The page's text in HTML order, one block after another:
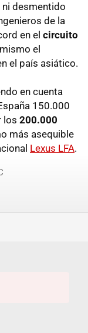
ni desmentido
de la
en el circuito
el
el país asiático.
en cuenta
150.000
los 200.000
más asequible
Lexus LFA.